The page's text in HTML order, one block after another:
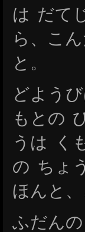
は だて
ら、こ
と。
どよう
もとの
うは く
の ちょ
ほんと
ふだん